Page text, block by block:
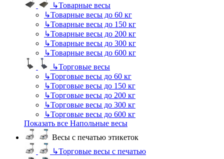
↳Товарные весы
↳Товарные весы до 60 кг
↳Товарные весы до 150 кг
↳Товарные весы до 200 кг
↳Товарные весы до 300 кг
↳Товарные весы до 600 кг
↳Торговые весы
↳Торговые весы до 60 кг
↳Торговые весы до 150 кг
↳Торговые весы до 200 кг
↳Торговые весы до 300 кг
↳Торговые весы до 600 кг
Показать все Напольные весы
Весы с печатью этикеток
↳Торговые весы с печатью